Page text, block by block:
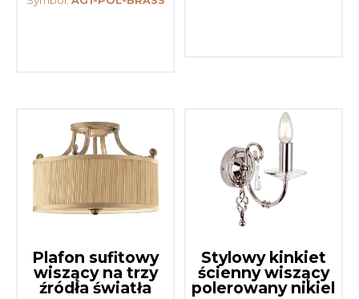
Plafon sufitowy
wiszący na trzy
źródła światła
Stylowy kinkiet
ścienny wiszący
polerowany nikiel